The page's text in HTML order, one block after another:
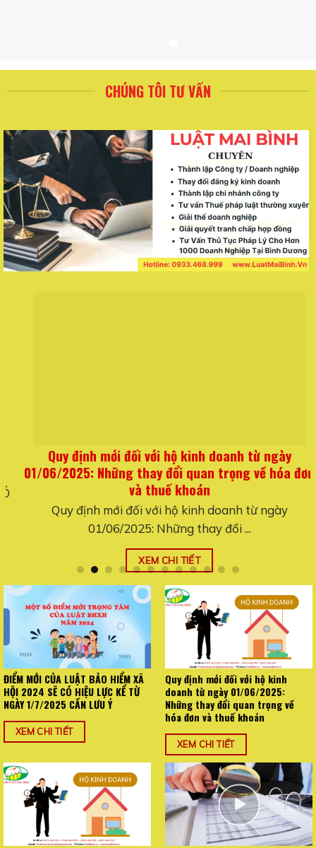
CHÚNG TÔI TƯ VẤN
Quy định mới đối với hộ kinh doanh từ ngày
01/06/2025: Những thay đổi quan trọng về hóa đơn
và thuế khoán
Quy định mới đối với hộ kinh doanh từ ngày
01/06/2025: Những thay đổi ...
XEM CHI TIẾT
ĐIỂM MỚI CỦA LUẬT BẢO HIỂM XÃ
HỘI 2024 SẼ CÓ HIỆU LỰC KỂ TỪ
NGÀY 1/7/2025 CẦN LƯU Ý
XEM CHI TIẾT
Quy định mới đối với hộ kinh
doanh từ ngày 01/06/2025:
Những thay đổi quan trọng về
hóa đơn và thuế khoán
XEM CHI TIẾT